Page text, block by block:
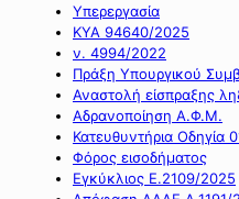
Υπερεργασία
ΚΥΑ 94640/2025
ν. 4994/2022
Πράξη Υπουργικού
Αναστολή είσπραξης
Αδρανοποίηση Α.Φ.Μ.
Κατευθυντήρια Οδηγία
Φόρος εισοδήματος
Εγκύκλιος Ε.2109/2025